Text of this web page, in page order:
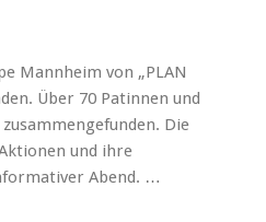
Mannheim von „PLAN
Über 70 Patinnen und
Die
und ihre
Abend. …